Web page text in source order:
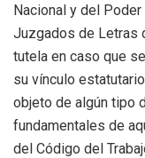
Nacional y del
Juzgados de Letras
tutela en caso que
su vínculo
objeto de algún tipo
fundamentales de
del Código del